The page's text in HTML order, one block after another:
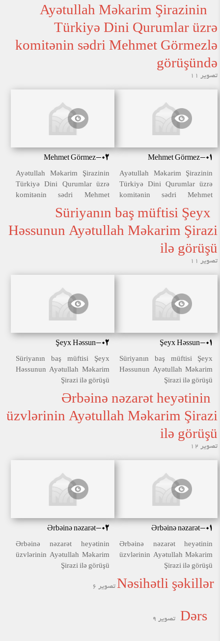
görüşü
görüşü
Ayətullah Məkarim Şirazinin
Türkiyə Dini Qurumlar üzrə
komitənin sədri Mehmet Görmezlə
görüşündə
تصویر 11
Mehmet Görmez-01
Ayətullah Məkarim Şirazinin
Türkiyə Dini Qurumlar üzrə
komitənin sədri Mehmet
Görmezlə görüşündə
Mehmet Görmez-02
Ayətullah Məkarim Şirazinin
Türkiyə Dini Qurumlar üzrə
komitənin sədri Mehmet
Görmezlə görüşündə
Süriyanın baş müftisi Şeyx
Həssunun Ayətullah Məkarim Şirazi
ilə görüşü
تصویر 11
Şeyx Həssun-01
Süriyanın baş müftisi Şeyx
Həssunun Ayətullah Məkarim
Şirazi ilə görüşü
Şeyx Həssun-02
Süriyanın baş müftisi Şeyx
Həssunun Ayətullah Məkarim
Şirazi ilə görüşü
Ərbəinə nəzarət heyətinin
üzvlərinin Ayətullah Məkarim Şirazi
ilə görüşü
تصویر 12
Ərbəinə nəzarət-01
Ərbəinə nəzarət heyətinin
üzvlərinin Ayətullah Məkarim
Şirazi ilə görüşü
Ərbəinə nəzarət-02
Ərbəinə nəzarət heyətinin
üzvlərinin Ayətullah Məkarim
Şirazi ilə görüşü
تصویر 6
تصویر 9